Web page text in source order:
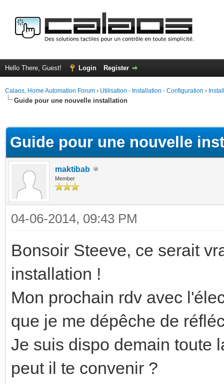
Hello There, Guest! Login Register
Calaos, Home Automation Forum › Utilisation - Installation - Configuration ›
Guide pour une nouvelle installation
Guide pour une nouvelle
maktibab
Member
04-06-2014, 09:43 PM
Bonsoir Steeve, ce serait
installation !
Mon prochain rdv avec
que je me dépêche de
Je suis dispo demain toute
peut il te convenir ?